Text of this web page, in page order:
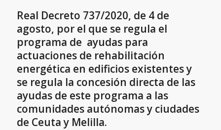
Real Decreto 737/2020, de 4 de
agosto, por el que se regula el
programa de ayudas para
actuaciones de rehabilitación
energética en edificios existentes y
se regula la concesión directa de las
ayudas de este programa a las
comunidades autónomas y ciudades
de Ceuta y Melilla.